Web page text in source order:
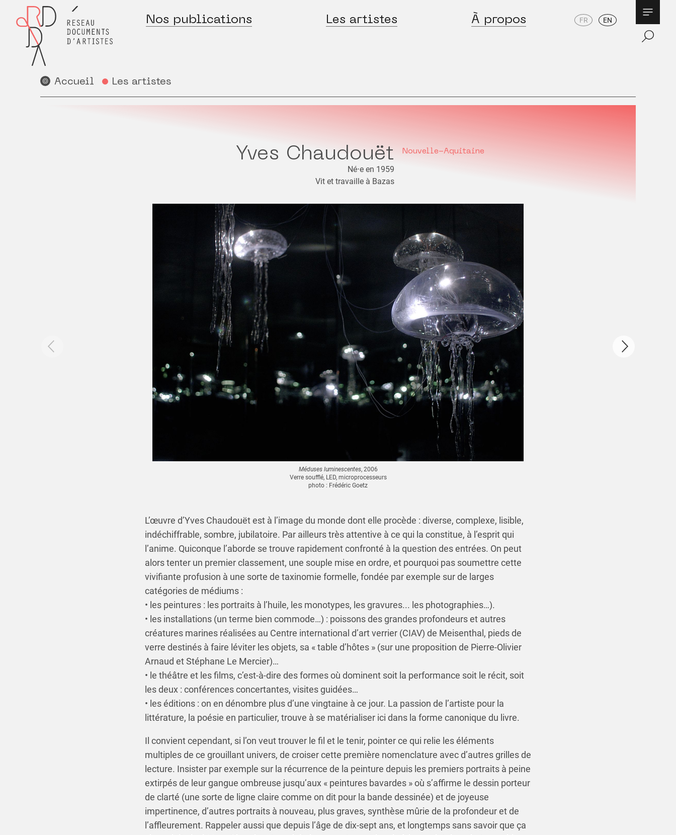
Nos publications Les artistes À propos FR EN
Accueil Les artistes
Nouvelle-Aquitaine
Yves Chaudouët
Né⋅e en 1959
Vit et travaille à Bazas
Méduses luminescentes, 2006
Verre soufflé, LED, microprocesseurs
photo : Frédéric Goetz
L’œuvre d’Yves Chaudouët est à l’image du monde dont elle procède : diverse, complexe, lisible,
indéchiffrable, sombre, jubilatoire. Par ailleurs très attentive à ce qui la constitue, à l’esprit qui
l’anime. Quiconque l’aborde se trouve rapidement confronté à la question des entrées. On peut
alors tenter un premier classement, une souple mise en ordre, et pourquoi pas soumettre cette
vivifiante profusion à une sorte de taxinomie formelle, fondée par exemple sur de larges
catégories de médiums :
• les peintures : les portraits à l’huile, les monotypes, les gravures... les photographies…).
• les installations (un terme bien commode…) : poissons des grandes profondeurs et autres
créatures marines réalisées au Centre international d’art verrier (CIAV) de Meisenthal, pieds de
verre destinés à faire léviter les objets, sa « table d’hôtes » (sur une proposition de Pierre-Olivier
Arnaud et Stéphane Le Mercier)…
• le théâtre et les films, c’est-à-dire des formes où dominent soit la performance soit le récit, soit
les deux : conférences concertantes, visites guidées…
• les éditions : on en dénombre plus d’une vingtaine à ce jour. La passion de l’artiste pour la
littérature, la poésie en particulier, trouve à se matérialiser ici dans la forme canonique du livre.
Il convient cependant, si l’on veut trouver le fil et le tenir, pointer ce qui relie les éléments
multiples de ce grouillant univers, de croiser cette première nomenclature avec d’autres grilles de
lecture. Insister par exemple sur la récurrence de la peinture depuis les premiers portraits à peine
extirpés de leur gangue ombreuse jusqu’aux « peintures bavardes » où s’affirme le dessin porteur
de clarté (une sorte de ligne claire comme on dit pour la bande dessinée) et de joyeuse
impertinence, d’autres portraits à nouveau, plus graves, synthèse mûrie de la profondeur et de
l’affleurement. Rappeler aussi que depuis l’âge de dix-sept ans, et longtemps sans savoir que ça